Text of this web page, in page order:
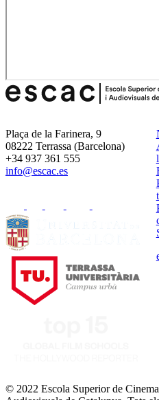
Plaça de la Farinera, 9
08222 Terrassa (Barcelona)
+34 937 361 555
info@escac.es
© 2022 Escola Superior de